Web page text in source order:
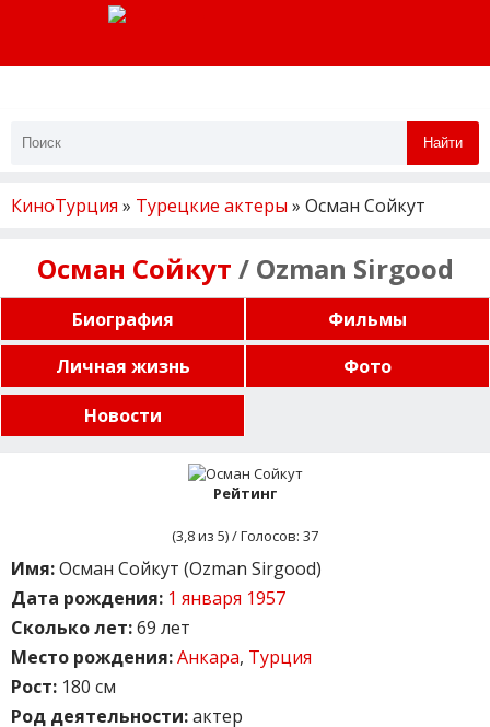
Найти
КиноТурция » Турецкие актеры » Осман Сойкут
Осман Сойкут / Ozman Sirgood
Биография
Фильмы
Личная жизнь
Фото
Новости
Рейтинг
(3,8из 5) / Голосов: 37
Имя:Осман Сойкут (Ozman Sirgood)
Дата рождения: 1 января 1957
Сколько лет:69 лет
Место рождения:Анкара, Турция
Рост: 180 см
Род деятельности:актер